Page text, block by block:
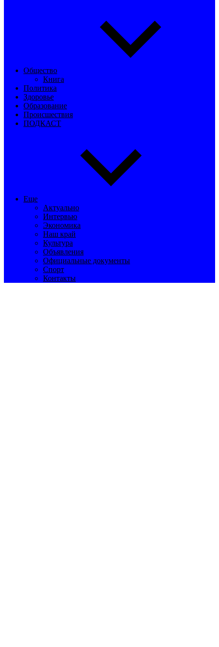
Общество
Книга
Политика
Здоровье
Образование
Происшествия
ПОДКАСТ
Еще
Актуально
Интервью
Экономика
Наш край
Культура
Объявления
Официальные документы
Спорт
Контакты